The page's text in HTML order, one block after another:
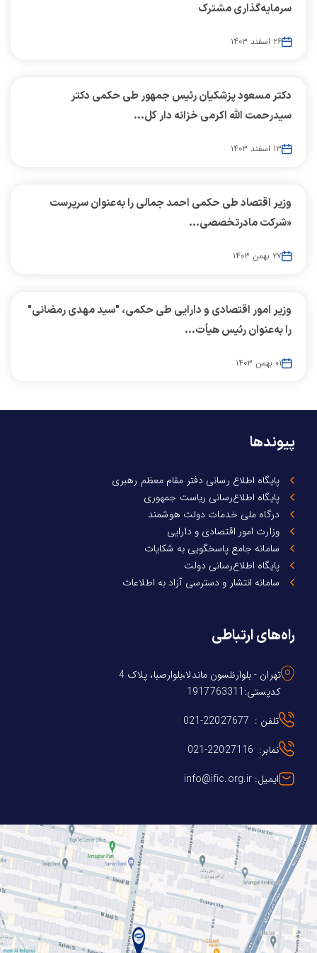
سرمایه‌گذاری مشترک
۲۶ اسفند ۱۴۰۳
دکتر مسعود پزشکیان رئیس جمهور طی حکمی دکتر
سیدرحمت الله اکرمی خزانه دار کل...
۱۳ اسفند ۱۴۰۳
وزیر اقتصاد طی حکمی احمد جمالی را به‌عنوان سرپرست
«شرکت مادرتخصصی...
۲۷ بهمن ۱۴۰۳
وزیر امور اقتصادی و دارایی طی حکمی، "سید مهدی رمضانی"
را به‌عنوان رئیس هیأت...
۰۱ بهمن ۱۴۰۳
پیوندها
پایگاه اطلاع رسانی دفتر مقام معظم رهبری
پایگاه اطلاع‌رسانی ریاست جمهوری
درگاه ملی خدمات دولت هوشمند
وزارت امور اقتصادی و دارایی
سامانه جامع پاسخگویی به شکایات
پایگاه اطلاع‌رسانی دولت
سامانه انتشار و دسترسی آزاد به اطلاعات
راه‌های ارتباطی
تهران - بلوارنلسون ماندلا،بلوارصبا، پلاک 4
کدپستی:1917763311
تلفن : 22027677-021
نمابر: 22027116-021
ایمیل: info@ific.org.ir